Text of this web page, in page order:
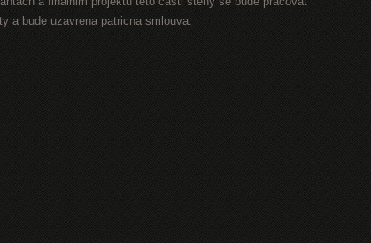
a bude uzavrena patricna smlouva.